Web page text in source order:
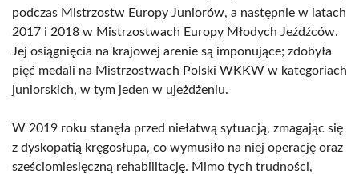
podczas Mistrzostw Europy Juniorów, a następnie w latach
2017 i 2018 w Mistrzostwach Europy Młodych Jeźdźców.
Jej osiągnięcia na krajowej arenie są imponujące; zdobyła
pięć medali na Mistrzostwach Polski WKKW w kategoriach
juniorskich, w tym jeden w ujeżdżeniu.
W 2019 roku stanęła przed niełatwą sytuacją, zmagając się
z dyskopatią kręgosłupa, co wymusiło na niej operację oraz
sześciomiesięczną rehabilitację. Mimo tych trudności,